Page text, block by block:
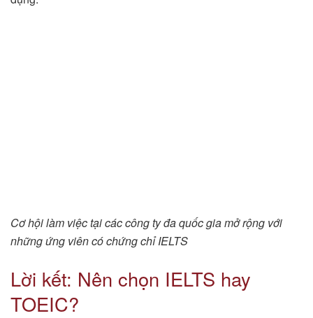
Cơ hội làm việc tại các công ty đa quốc gia mở rộng với
những ứng viên có chứng chỉ IELTS
Lời kết: Nên chọn IELTS hay
TOEIC?